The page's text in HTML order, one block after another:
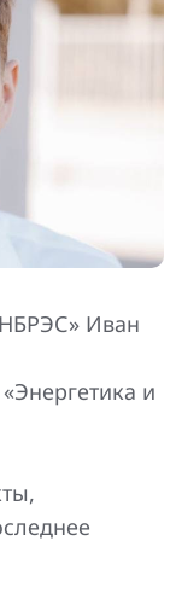
событиях
Иван
«Энергетика и